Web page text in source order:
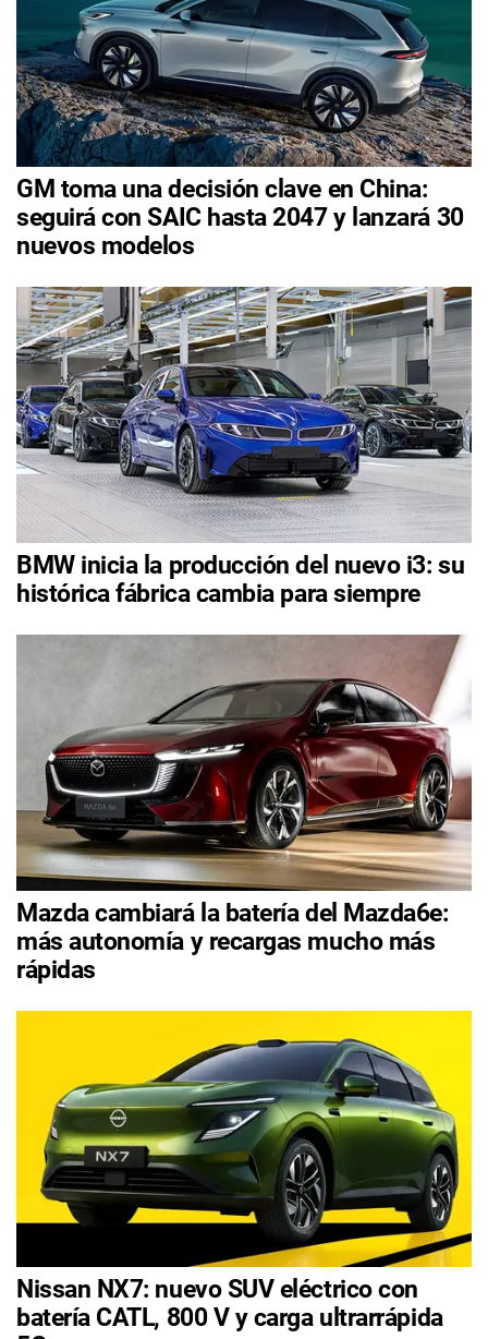
GM toma una decisión clave en China:
seguirá con SAIC hasta 2047 y lanzará 30
nuevos modelos
BMW inicia la producción del nuevo i3: su
histórica fábrica cambia para siempre
Mazda cambiará la batería del Mazda6e:
más autonomía y recargas mucho más
rápidas
Nissan NX7: nuevo SUV eléctrico con
batería CATL, 800 V y carga ultrarrápida